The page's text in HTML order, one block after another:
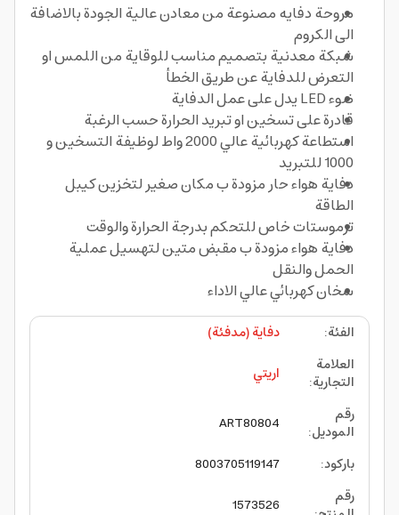
مروحة دفايه مصنوعة من معادن عالية الجودة بالاضافة
الى الكروم
شبكة معدنية بتصميم مناسب للوقاية من اللمس او
التعرض للدفاية عن طريق الخطأ
ضوء LED يدل على عمل الدفاية
قادرة على تسخين او تبريد الحرارة حسب الرغبة
استطاعة كهربائية عالي 2000 واط لوظيفة التسخين و
1000 للتبريد
دفاية هواء حار مزودة ب مكان صغير لتخزين كيبل
الطاقة
ترموستات خاص للتحكم بدرجة الحرارة والوقت
دفاية هواء مزودة ب مقبض متين لتهسيل عملية
الحمل والنقل
سخان كهربائي عالي الاداء
الفئة:
دفاية (مدفئة)
العلامة
التجارية:
اريتي
رقم
الموديل:
ART80804
باركود:
8003705119147
رقم
1573526